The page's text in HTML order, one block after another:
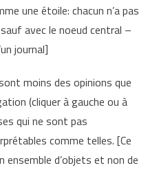
une étoile: chacun n’a pas
avec le noeud central –
journal]
moins des opinions que
(cliquer à gauche ou à
qui ne sont pas
comme telles. [Ce
ensemble d’objets et non de